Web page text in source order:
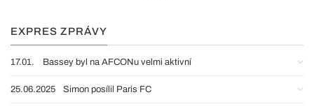
EXPRES ZPRÁVY
17.01. Bassey byl na AFCONu velmi aktivní
25.06.2025 Simon posílil Paris FC